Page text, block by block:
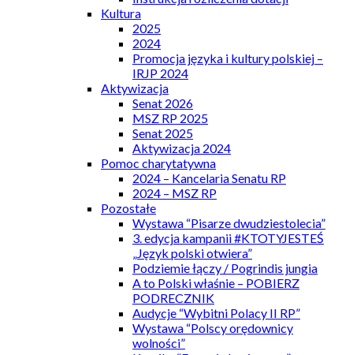
Kultura
2025
2024
Promocja języka i kultury polskiej –
IRJP 2024
Aktywizacja
Senat 2026
MSZ RP 2025
Senat 2025
Aktywizacja 2024
Pomoc charytatywna
2024 – Kancelaria Senatu RP
2024 – MSZ RP
Pozostałe
Wystawa “Pisarze dwudziestolecia”
3. edycja kampanii #KTOTYJESTEŚ
„Język polski otwiera”
Podziemie łączy / Pogrindis jungia
A to Polski właśnie – POBIERZ
PODRECZNIK
Audycje “Wybitni Polacy II RP”
Wystawa “Polscy orędownicy
wolności”